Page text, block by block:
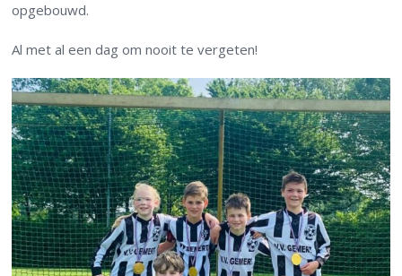
opgebouwd.
Al met al een dag om nooit te vergeten!